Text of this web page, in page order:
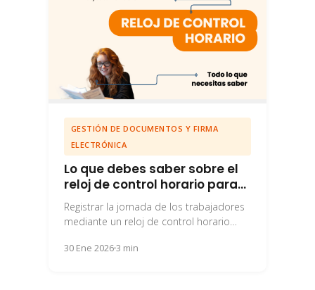
GESTIÓN DE DOCUMENTOS Y FIRMA
ELECTRÓNICA
Lo que debes saber sobre el
reloj de control horario para
tu empresa
Registrar la jornada de los trabajadores
mediante un reloj de control horario
tener en...
30 Ene 20263 min